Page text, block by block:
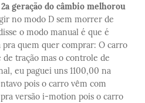
geração do câmbio melhorou
no modo D sem morrer de
o modo manual é que é
pra quem quer comprar: O carro
tração mas o controle de
eu paguei uns 1100,00 na
pois o carro vêm com
versão i-motion pois o carro